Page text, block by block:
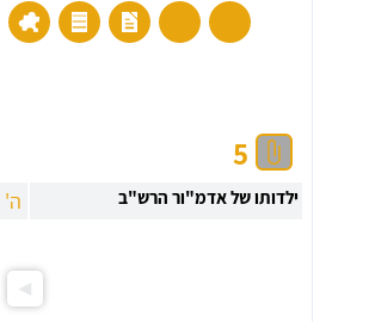
5
ילדותו של אדמ"ור הרש"ב ה'